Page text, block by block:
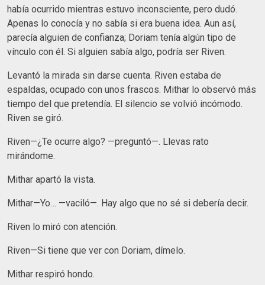
había ocurrido mientras estuvo inconsciente, pero dudó.
Apenas lo conocía y no sabía si era buena idea. Aun así,
parecía alguien de confianza; Doriam tenía algún tipo de
vínculo con él. Si alguien sabía algo, podría ser Riven.
Levantó la mirada sin darse cuenta. Riven estaba de
espaldas, ocupado con unos frascos. Mithar lo observó más
tiempo del que pretendía. El silencio se volvió incómodo.
Riven se giró.
Riven—¿Te ocurre algo? —preguntó—. Llevas rato
mirándome.
Mithar apartó la vista.
Mithar—Yo… —vaciló—. Hay algo que no sé si debería decir.
Riven lo miró con atención.
Riven—Si tiene que ver con Doriam, dímelo.
Mithar respiró hondo.